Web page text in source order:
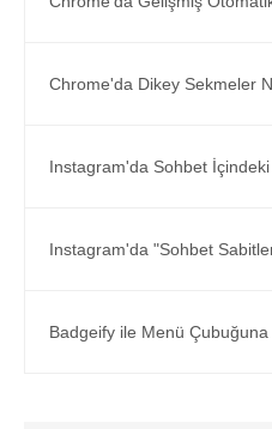
Chrome'da Dikey Sekmeler
Instagram'da Sohbet
Instagram'da "Sohbet
Badgeify ile Menü